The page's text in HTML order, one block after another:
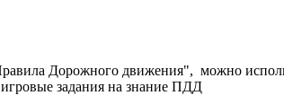
Дорожного движения", можно
задания на знание ПДД